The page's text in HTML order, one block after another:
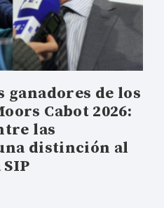
ganadores de los
Cabot 2026:
las
distinción al